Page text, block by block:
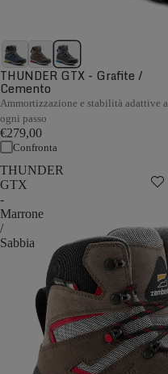
THUNDER GTX - Grafite /
Cemento
Ammortizzazione e stabilità adattive a
ogni passo
€279,00
Confronta
THUNDER
GTX
-
Marrone
/
Sabbia